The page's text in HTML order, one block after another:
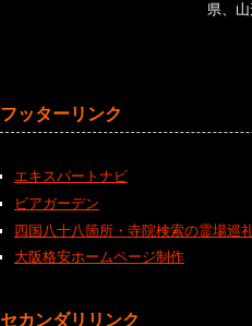
県、
フッターリンク
エキスパートナビ
ビアガーデン
四国八十八箇所・寺院検索の霊場巡
大阪格安ホームページ制作
セカンダリリンク